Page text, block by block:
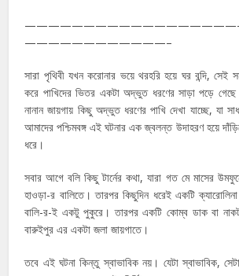
————————————–
সারা পৃথিবী যখন করোনার ভয়ে থরহরি হয়ে ঘর বন্দি, সেই
করে পাখিদের ভিতর একটা অদ্ভুত ধরণের সাড়া পড়ে
নানান জায়গায় কিছু অদ্ভুত ধরণের পাখি দেখা যাচ্ছে, যা
আমাদের পশ্চিমবঙ্গ এই ঘটনার এক জ্বলন্ত উদাহরণ হয়ে
ধরে।
সবার আগে বলি কিছু টার্নের কথা, যারা গত মে মাসের
হাওড়া-র বালিতে। তারপর কিছুদিন ধরেই একটি
বালি-র-ই একটু পুকুরে। তারপর একটি কোম্ব ডাক বা
বারুইপুর এর একটা জলা জায়গাতে।
তবে এই ঘটনা কিন্তু স্বাভাবিক নয়। যেটা স্বাভাবিক,